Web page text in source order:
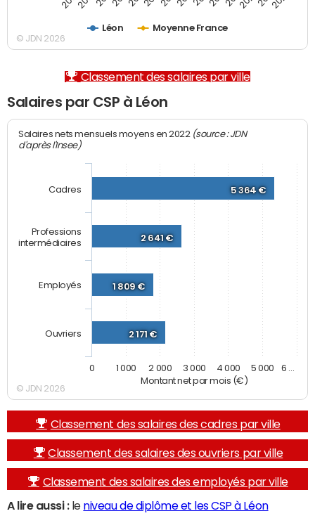
Léon Moyenne France
© JDN 2026
Classement des salaires par ville
Salaires par CSP à Léon
Montant net par mois (€)
Salaires nets mensuels moyens en 2022 (source : JDN
d'après l'Insee)
5 364 €
2 641 €
1 809 €
2 171 €
Cadres
Professions
intermédiaires
Employés
Ouvriers
0 1 000 2 000 3 000 4 000 5 000 6 …
© JDN 2026
Classement des salaires des cadres par ville
Classement des salaires des ouvriers par ville
Classement des salaires des employés par ville
A lire aussi :le niveau de diplôme et les CSP à Léon